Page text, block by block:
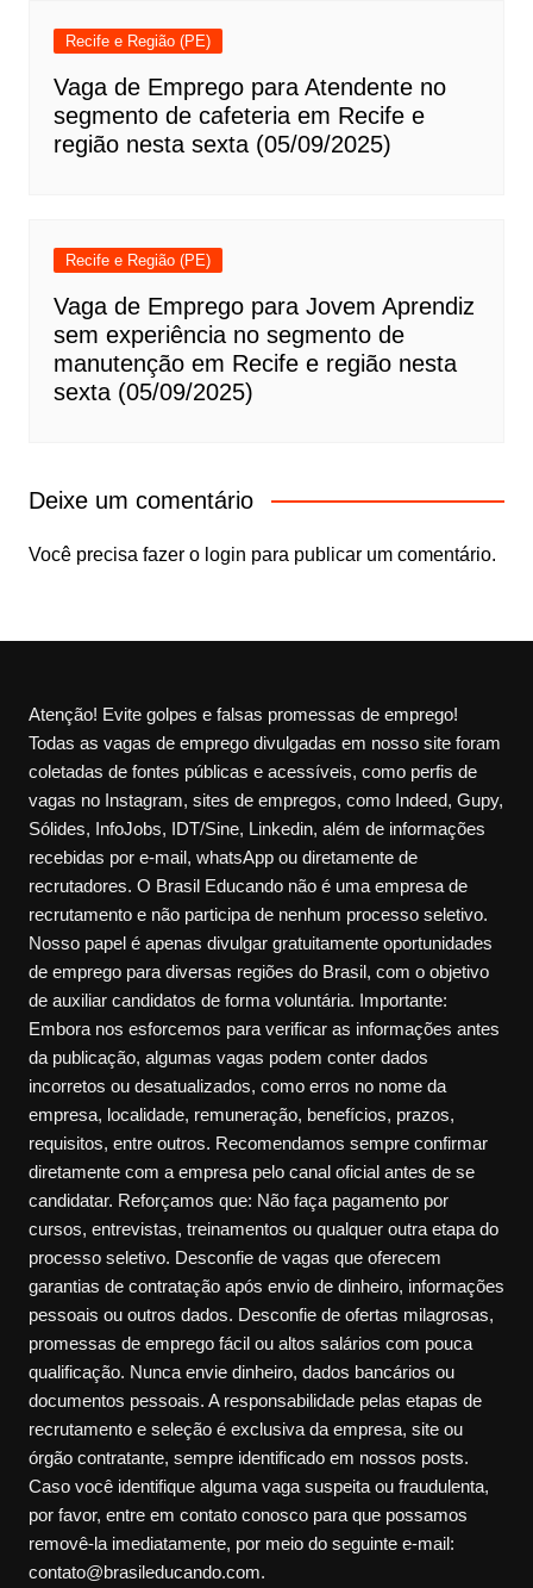
Recife e Região (PE)
Vaga de Emprego para Atendente no
segmento de cafeteria em Recife e
região nesta sexta (05/09/2025)
Recife e Região (PE)
Vaga de Emprego para Jovem Aprendiz
sem experiência no segmento de
manutenção em Recife e região nesta
sexta (05/09/2025)
Deixe um comentário
Você precisa fazer o login para publicar um comentário.
Atenção! Evite golpes e falsas promessas de emprego!
Todas as vagas de emprego divulgadas em nosso site foram
coletadas de fontes públicas e acessíveis, como perfis de
vagas no Instagram, sites de empregos, como Indeed, Gupy,
Sólides, InfoJobs, IDT/Sine, Linkedin, além de informações
recebidas por e-mail, whatsApp ou diretamente de
recrutadores. O Brasil Educando não é uma empresa de
recrutamento e não participa de nenhum processo seletivo.
Nosso papel é apenas divulgar gratuitamente oportunidades
de emprego para diversas regiões do Brasil, com o objetivo
de auxiliar candidatos de forma voluntária. Importante:
Embora nos esforcemos para verificar as informações antes
da publicação, algumas vagas podem conter dados
incorretos ou desatualizados, como erros no nome da
empresa, localidade, remuneração, benefícios, prazos,
requisitos, entre outros. Recomendamos sempre confirmar
diretamente com a empresa pelo canal oficial antes de se
candidatar. Reforçamos que: Não faça pagamento por
cursos, entrevistas, treinamentos ou qualquer outra etapa do
processo seletivo. Desconfie de vagas que oferecem
garantias de contratação após envio de dinheiro, informações
pessoais ou outros dados. Desconfie de ofertas milagrosas,
promessas de emprego fácil ou altos salários com pouca
qualificação. Nunca envie dinheiro, dados bancários ou
documentos pessoais. A responsabilidade pelas etapas de
recrutamento e seleção é exclusiva da empresa, site ou
órgão contratante, sempre identificado em nossos posts.
Caso você identifique alguma vaga suspeita ou fraudulenta,
por favor, entre em contato conosco para que possamos
removê-la imediatamente, por meio do seguinte e-mail:
contato@brasileducando.com.